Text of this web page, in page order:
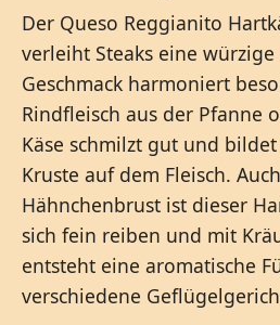
Der Queso Reggianito
verleiht Steaks eine
Geschmack harmoniert
Rindfleisch aus der Pfanne
Käse schmilzt gut und
Kruste auf dem Fleisch.
Hähnchenbrust ist dieser
sich fein reiben und mit
entsteht eine aromatische
verschiedene